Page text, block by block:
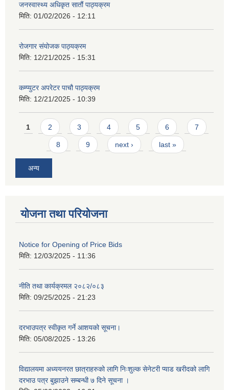
जनस्वास्थ्य अधिकृत सातौं पाठ्यक्रम
मिति: 01/02/2026 - 12:11
रोजगार संयोजक पाठ्यक्रम
मिति: 12/21/2025 - 15:31
कम्प्युटर अपरेटर पाचौ पाठ्यक्रम
मिति: 12/21/2025 - 10:39
Pages
1 2 3 4 5 6 7
8 9 next › last »
अन्य
योजना तथा परियोजना
Notice for Opening of Price Bids
मिति: 12/03/2025 - 11:36
नीति तथा कार्यक्रमल २०८२/०८३
मिति: 09/25/2025 - 21:23
दरभाउपत्र स्वीकृत गर्ने आशयको सूचना।
मिति: 05/08/2025 - 13:26
विद्यालयमा अध्ययनरत छात्राहरुको लागि निःशुल्क सेनेटरी प्याड खरीदको लागि
दरभाउ पत्र बुझाउने सम्बन्धी ७ दिने सूचना ।